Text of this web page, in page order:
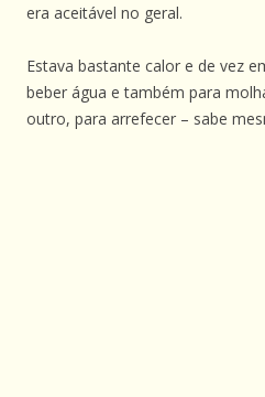
era aceitável no geral.
Estava bastante calor e de vez
beber água e também para
outro, para arrefecer – sabe